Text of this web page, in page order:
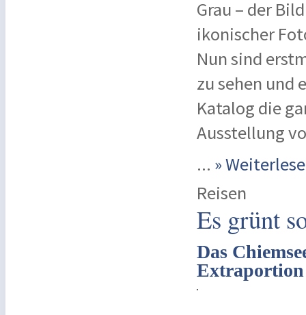
Grau – der
ikonischer
Nun sind
zu sehen und
Katalog die
Ausstellung
... »
Reisen
Es grünt
Das
Extraportion